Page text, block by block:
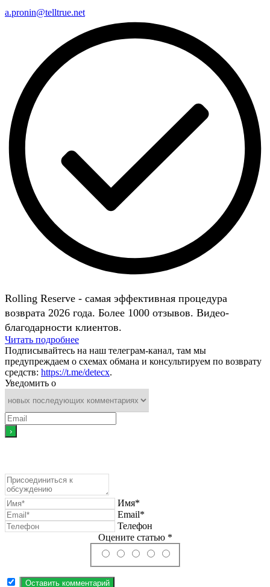
a.pronin@telltrue.net
Rolling Reserve - самая эффективная процедура
возврата 2026 года. Более 1000 отзывов. Видео-
благодарности клиентов.
Читать подробнее
Подписывайтесь на наш телеграм-канал, там мы
предупреждаем о схемах обмана и консультируем по возврату
средств: https://t.me/detecx.
Уведомить о
Имя*
Email*
Телефон
Оцените статью *